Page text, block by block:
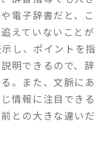
電子辞書だと、こ
えていないことが
し、ポイントを指
明できるので、辞
。また、文脈にあ
情報に注目できる
との大きな違いだ